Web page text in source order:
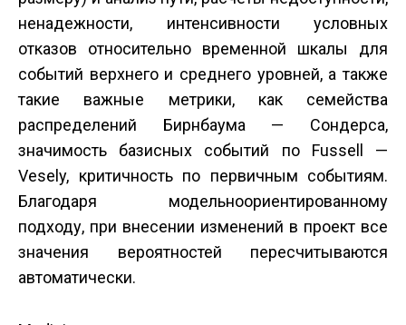
ненадежности, интенсивности условных
отказов относительно временной шкалы для
событий верхнего и среднего уровней, а также
такие важные метрики, как семейства
распределений Бирнбаума — Сондерса,
значимость базисных событий по Fussell —
Vesely, критичность по первичным событиям.
Благодаря модельно­ориентированному
подходу, при внесении изменений в проект все
значения вероятностей пересчитываются
автоматически.